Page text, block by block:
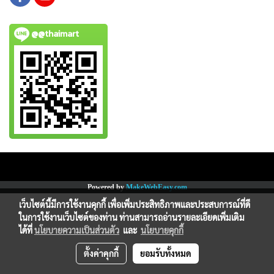
@@thaimart
Powered byMakeWebEasy.com
เว็บไซต์นี้มีการใช้งานคุกกี้ เพื่อเพิ่มประสิทธิภาพและประสบการณ์ที่ดี
ในการใช้งานเว็บไซต์ของท่าน ท่านสามารถอ่านรายละเอียดเพิ่มเติม
ได้ที่นโยบายความเป็นส่วนตัว และ นโยบายคุกกี้
ตั้งค่าคุกกี้ ยอมรับทั้งหมด